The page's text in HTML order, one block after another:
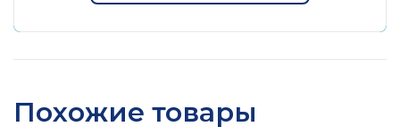
ограничениями контента или приостановление
Интернета с вашей ладони, что может быть проще.
обеспечивающий скорость до 2402 Мб/с на частоте 5
ГГц и до 574 Мб/с на 2,4 ГГц. Оснащён 5 портами LAN
Похожие товары